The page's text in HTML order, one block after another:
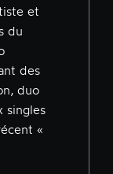
et
du
des
duo
singles
«